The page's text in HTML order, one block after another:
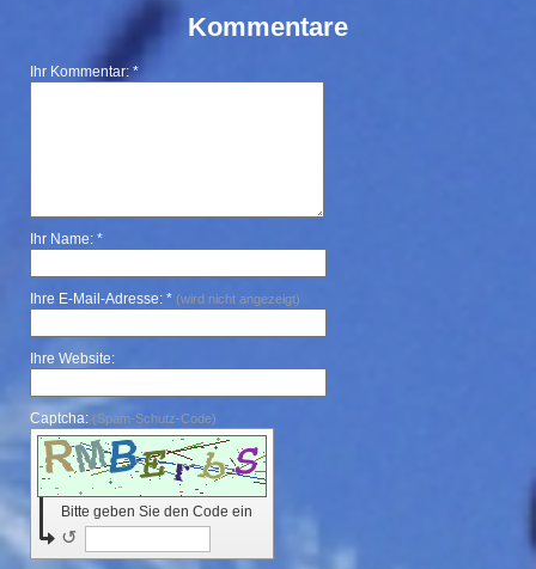
Kommentare
Ihr Kommentar: *
Ihr Name: *
Ihre E-Mail-Adresse: * (wird nicht angezeigt)
Ihre Website:
Captcha: (Spam-Schutz-Code)
Bitte geben Sie den Code ein
↺